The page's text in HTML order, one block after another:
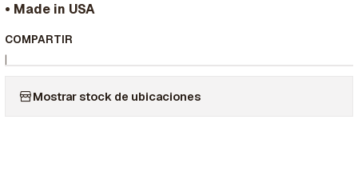
• Made in USA
COMPARTIR
|
Mostrar stock de ubicaciones